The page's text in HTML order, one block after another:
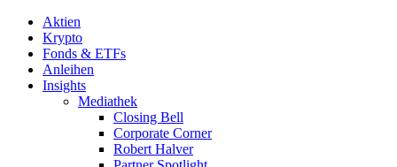
Aktien
Krypto
Fonds & ETFs
Anleihen
Insights
Mediathek
Closing Bell
Corporate Corner
Robert Halver